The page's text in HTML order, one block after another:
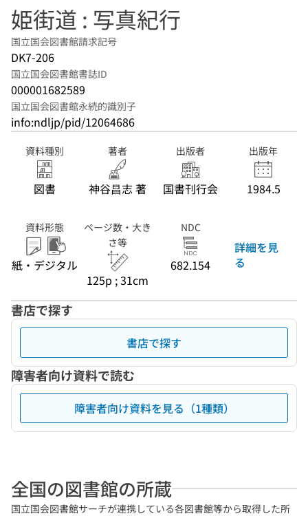
姫街道 : 写真紀行
国立国会図書館請求記号
DK7-206
国立国会図書館書誌ID
000001682589
国立国会図書館永続的識別子
info:ndljp/pid/12064686
資料種別
図書
著者
神谷昌志 著
出版者
国書刊行会
出版年
1984.5
資料形態
紙・デジタル
ページ数・大き
さ等
125p ; 31cm
NDC
682.154
詳細を見
る
書店で探す
書店で探す
障害者向け資料で読む
障害者向け資料を見る（1種類）
全国の図書館の所蔵
国立国会図書館サーチが連携している各図書館等から取得した所